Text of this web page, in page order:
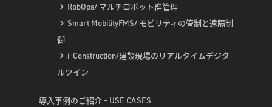
RobOps/ マルチロボット群管理
Smart MobilityFMS/ モビリティの管制と遠隔制
御
i-Construction/建設現場のリアルタイムデジタ
ルツイン
導入事例のご紹介 - USE CASES